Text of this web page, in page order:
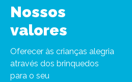
Nossos
valores
Oferecer às crianças alegria
através dos brinquedos
para o seu